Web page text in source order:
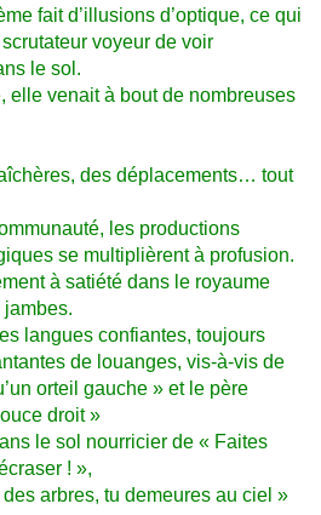
fait d’illusions d’optique, ce qui
voyeur de voir
le sol.
elle venait à bout de nombreuses
des déplacements… tout
les productions
se multiplièrent à profusion.
à satiété dans le royaume
jambes.
langues confiantes, toujours
de louanges, vis-à-vis de
orteil gauche » et le père
droit »
le sol nourricier de « Faites
! »,
arbres, tu demeures au ciel »